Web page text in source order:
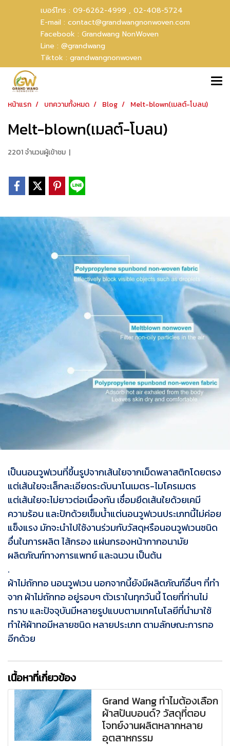
เบอร์โทร : 09-6262-4999 , 02-408-5724
E-mail : contact@grandwangnonwoven.com
Facebook : Grandwang NonWoven
Line : @grandwang
Tiktok : grandwangnonwoven
หน้าแรก บทความทั้งหมด Blog Melt-blown(เมลต์-โบลน)
Melt-blown(เมลต์-โบลน)
2201 จำนวนผู้เข้าชม |
เป็นนอนวูฟเวนที่ขึ้นรูปจากเส้นใยจากเม็ดพลาสติกโดยตรง
แต่เส้นใยจะเล็กละเอียดระดับนาโนเมตร-ไมโครเมตร
แต่เส้นใยจะไม่ยาวต่อเนื่องกัน เชื่อมยึดเส้นใยด้วยเคมี
ความร้อน และปักด้วยเข็มน้ำแต่นอนวูฟเวนประเภทนี้ไม่ค่อย
แข็งแรง มักจะนำไปใช้งานร่วมกับวัสดุหรือนอนวูฟเวนชนิด
อื่นในการผลิต ไส้กรอง แผ่นกรองหน้ากากอนามัย
ผลิตภัณฑ์ทางการแพทย์ และฉนวน เป็นต้น
.
ผ้าไม่ถักทอ นอนวูฟเวน นอกจากนี้ยังมีผลิตภัณฑ์อื่นๆ ที่ทำ
จาก ผ้าไม่ถักทอ อยู่รอบๆ ตัวเราในทุกวันนี้ โดยที่ท่านไม่
ทราบ และปัจจุบันมีหลายรูปแบบตามเทคโนโลยีที่นำมาใช้
ทำให้ผ้าทอมีหลายชนิด หลายประเภท ตามลักษณะการทอ
อีกด้วย
เนื้อหาที่เกี่ยวข้อง
Grand Wang ทำไมต้องเลือก
ผ้าสปันบอนด์? วัสดุที่ตอบ
โจทย์งานผลิตหลากหลาย
อุตสาหกรรม